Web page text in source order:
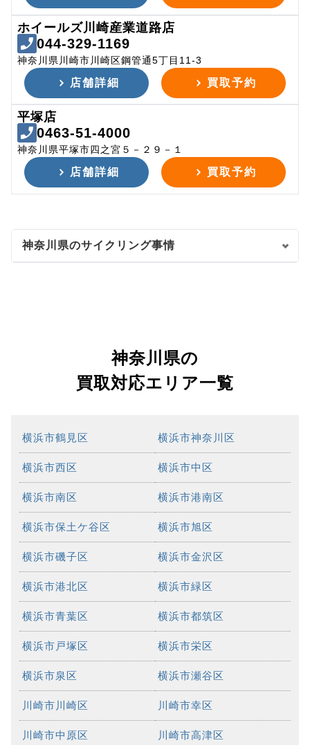
ホイールズ川崎産業道路店
044-329-1169
神奈川県川崎市川崎区鋼管通5丁目11-3
店舗詳細 買取予約
平塚店
0463-51-4000
神奈川県平塚市四之宮５－２９－１
店舗詳細 買取予約
神奈川県のサイクリング事情
神奈川県の
買取対応エリア一覧
横浜市鶴見区 横浜市神奈川区
横浜市西区 横浜市中区
横浜市南区 横浜市港南区
横浜市保土ケ谷区 横浜市旭区
横浜市磯子区 横浜市金沢区
横浜市港北区 横浜市緑区
横浜市青葉区 横浜市都筑区
横浜市戸塚区 横浜市栄区
横浜市泉区 横浜市瀬谷区
川崎市川崎区 川崎市幸区
川崎市中原区 川崎市高津区